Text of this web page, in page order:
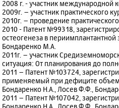
2008 г. - участник международной
2009г. – участник практического
2010г. – проведение
2010 - Патент №99318,
остеогенеза в
Бондаренко М.А.
2011г. – участник
ситуация: От планирования до
2011 – Патент №103724,
применяемый при дефиците
Бондаренко Н.А., Лосев Ф.Ф.,
2011 – Патент №107042,
Бондаренко Н.А., Лосев Ф.Ф.,